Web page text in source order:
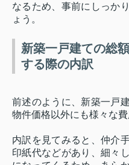
なるため、事前にしっか
ょう。
新築一戸建ての総
する際の内訳
前述のように、新築一戸
物件価格以外にも様々な費
内訳を見てみると、仲介
印紙代などがあり、細々